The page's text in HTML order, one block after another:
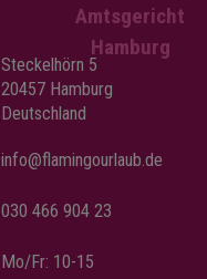
Amtsgericht
Hamburg
Steckelhörn 5
20457 Hamburg
Deutschland
info@flamingourlaub.de
030 466 904 23
Mo/Fr: 10-15